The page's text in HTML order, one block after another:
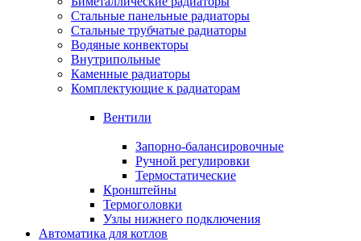
Стальные панельные радиаторы
Стальные трубчатые радиаторы
Водяные конвекторы
Внутрипольные
Каменные радиаторы
Комплектующие к радиаторам
Вентили
Запорно-балансировочные
Ручной регулировки
Термостатические
Кронштейны
Термоголовки
Узлы нижнего подключения
Автоматика для котлов